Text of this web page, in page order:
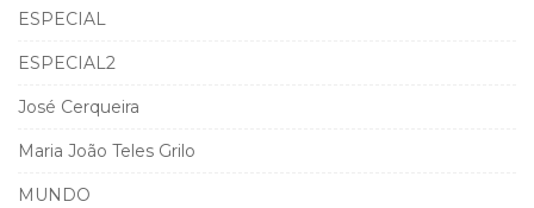
ESPECIAL
ESPECIAL2
José Cerqueira
Maria João Teles Grilo
MUNDO